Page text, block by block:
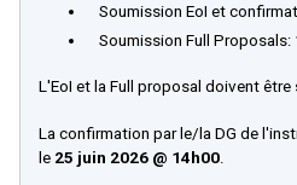
Soumission EoI et
Soumission Full Proposals:
L'EoI et la Full proposal doivent
La confirmation par le/la DG de
le 25 juin 2026 @ 14h00